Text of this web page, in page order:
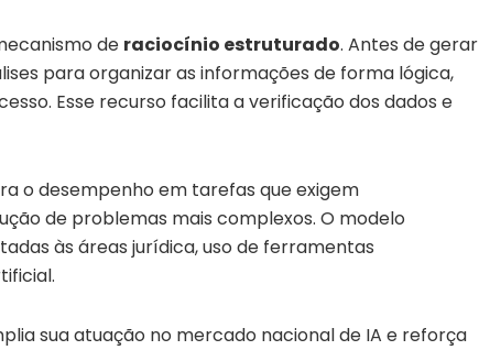
de raciocínio estruturado. Antes de gerar
para organizar as informações de forma lógica,
Esse recurso facilita a verificação dos dados e
o desempenho em tarefas que exigem
de problemas mais complexos. O modelo
às áreas jurídica, uso de ferramentas
sua atuação no mercado nacional de IA e reforça